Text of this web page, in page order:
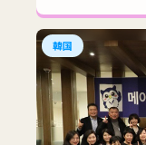
韓国